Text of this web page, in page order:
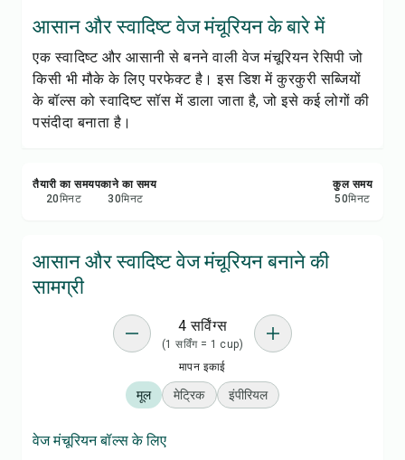
शेयर करें
रिपोर्ट करें
आसान और स्वादिष्ट वेज मंचूरियन के बारे में
एक स्वादिष्ट और आसानी से बनने वाली वेज मंचूरियन रेसिपी जो
किसी भी मौके के लिए परफेक्ट है। इस डिश में कुरकुरी सब्जियों
के बॉल्स को स्वादिष्ट सॉस में डाला जाता है, जो इसे कई लोगों की
पसंदीदा बनाता है।
तैयारी का समय
20मिनट
पकाने का समय
30मिनट
कुल समय
50मिनट
आसान और स्वादिष्ट वेज मंचूरियन बनाने की
सामग्री
4 सर्विंग्स
(1 सर्विंग = 1 cup)
मापन इकाई
मूल मेट्रिक इंपीरियल
वेज मंचूरियन बॉल्स के लिए